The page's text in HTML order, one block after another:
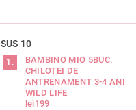
SUS 10
BAMBINO MIO 5BUC.
CHILOȚEI DE
ANTRENAMENT 3-4 ANI
WILD LIFE
lei199